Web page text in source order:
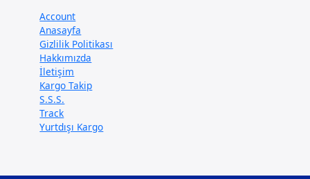
Account
Anasayfa
Gizlilik Politikası
Hakkımızda
İletişim
Kargo Takip
S.S.S.
Track
Yurtdışı Kargo